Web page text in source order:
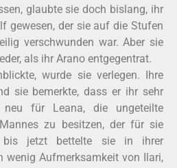
glaubte sie doch bislang, ihr
gewesen, der sie auf die Stufen
verschwunden war. Aber sie
als ihr Arano entgegentrat.
wurde sie verlegen. Ihre
sie bemerkte, dass er ihr sehr
für Leana, die ungeteilte
zu besitzen, der für sie
bis jetzt bettelte sie in ihrer
wenig Aufmerksamkeit von Ilari,